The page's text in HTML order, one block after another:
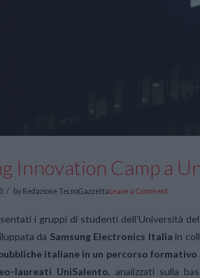
Innovation Camp a
by Redazione TecnoGazzettaLeave a Comment
i gruppi di studenti dell’Università
da Samsung Electronics Italia in
italiane in un percorso formativo
laureati UniSalento, analizzati sulla